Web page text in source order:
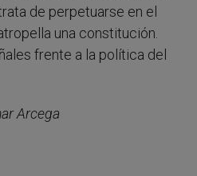
de perpetuarse en el
una constitución.
frente a la política del
Arcega